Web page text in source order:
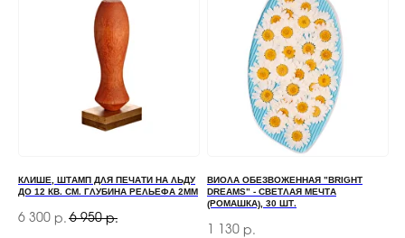
КЛИШЕ, ШТАМП ДЛЯ ПЕЧАТИ НА ЛЬДУ
ДО 12 КВ. СМ. ГЛУБИНА РЕЛЬЕФА 2ММ
6 300 р. 6 950 р.
ВИОЛА ОБЕЗВОЖЕННАЯ "BRIGHT
DREAMS" - СВЕТЛАЯ МЕЧТА
(РОМАШКА), 30 ШТ.
1 130 р.
нужна консультация — оставьте свои контакты,
мы свяжемся с вами
с Политикой
конфиденциальности и обработки персональных данных